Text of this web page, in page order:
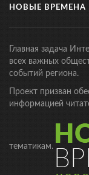
НОВЫЕ ВРЕМЕНА
Главная задача
всех важных
событий региона.
Проект призван
информацией
тематикам.